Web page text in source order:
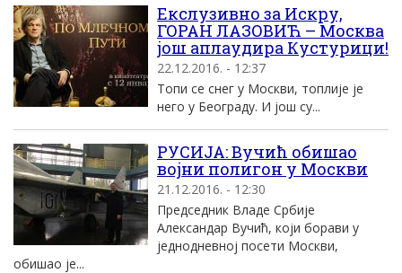
Екслузивно за Искру,
ГОРАН ЛАЗОВИЋ – Москва
још аплаудира Кустурици!
22.12.2016. - 12:37
Топи се снег у Москви, топлије је
него у Београду. И још су...
РУСИЈА: Вучић обишао
војни полигон у Москви
21.12.2016. - 12:30
Председник Владе Србије
Александар Вучић, који борави у
једнодневној посети Москви,
обишао је...